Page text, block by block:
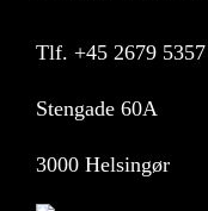
Tlf. +45 2679 5357
Stengade 60A
3000 Helsingør